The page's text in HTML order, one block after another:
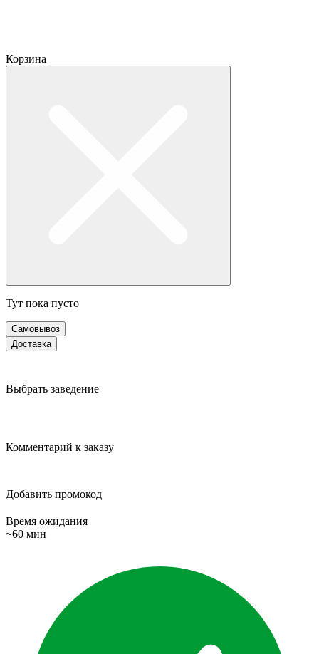
Корзина
Тут пока пусто
Самовывоз
Доставка
Выбрать заведение
Комментарий к заказу
Добавить промокод
Время ожидания
~60 мин